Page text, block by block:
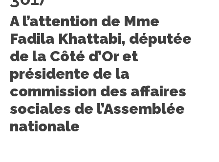
A l’attention de Mme
Fadila Khattabi, députée
de la Côté d’Or et
présidente de la
commission des affaires
sociales de l’Assemblée
nationale